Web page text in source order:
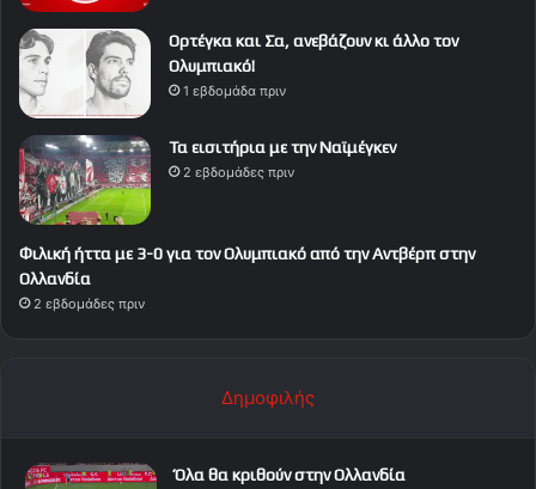
Ορτέγκα και Σα, ανεβάζουν κι άλλο τον
Ολυμπιακό!
1 εβδομάδα πριν
Τα εισιτήρια με την Ναϊμέγκεν
2 εβδομάδες πριν
Φιλική ήττα με 3-0 για τον Ολυμπιακό από την Αντβέρπ στην
Ολλανδία
2 εβδομάδες πριν
Δημοφιλής
Όλα θα κριθούν στην Ολλανδία